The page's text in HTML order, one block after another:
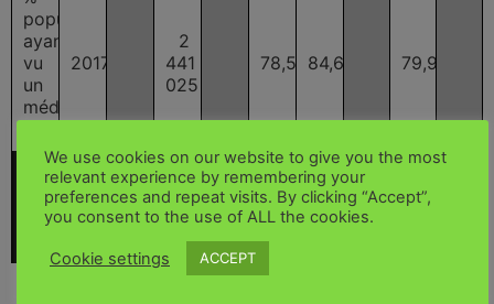
population
ayant
vu
un
médecin
2017
2
441
025
78,5%84,6% 79,9%
Période
Nb.
Coprosepat
Belgique
Nb.
Coprosepat
France
Nb.
Coprosepat
Ensemble
Taux
Coprosepat
Belgique
Taux
Coprosepat
France
Taux
Coprosepat
Ensemble
Taux
National
We use cookies on our website to give you the most
relevant experience by remembering your
preferences and repeat visits. By clicking “Accept”,
you consent to the use of ALL the cookies.
Cookie settings ACCEPT